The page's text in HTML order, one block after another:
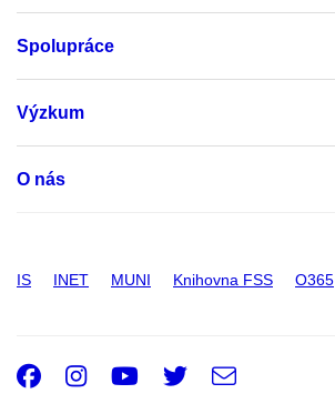
Spolupráce
Výzkum
O nás
IS INET MUNI Knihovna FSS O365
Facebook
Instagram
Youtube
Twitter
e-